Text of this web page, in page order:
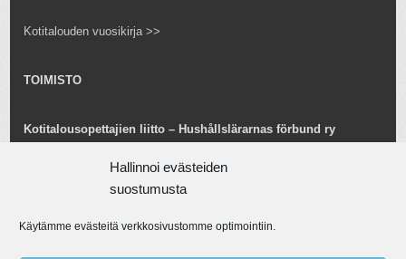
Hallinnoi evästeiden
suostumusta
Käytämme evästeitä verkkosivustomme optimointiin.
Kotitalouden vuosikirja >>
TOIMISTO
Kotitalousopettajien liitto – Hushållslärarnas förbund ry
toimisto@kotitalousopettajat.fi
Tarkko Nuutinen